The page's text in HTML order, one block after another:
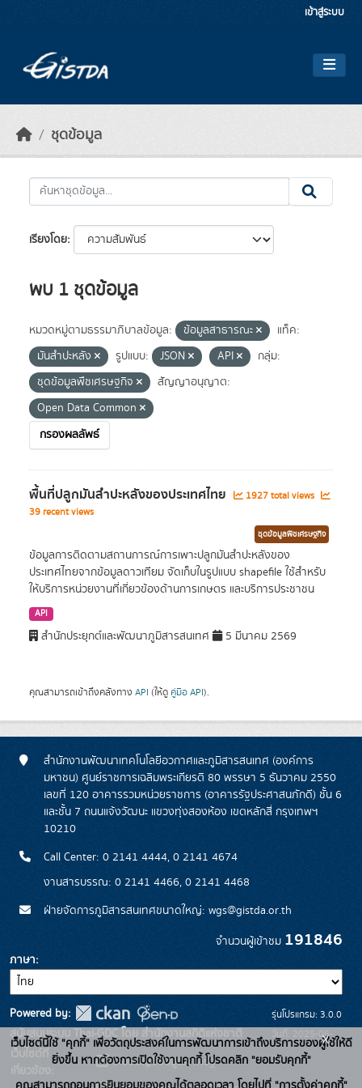
เข้าสู่ระบบ
ชุดข้อมูล
เรียงโดย
พบ 1 ชุดข้อมูล
หมวดหมู่ตามธรรมาภิบาลข้อมูล: ข้อมูลสาธารณะ
แท็ค:
มันสำปะหลัง
รูปแบบ: JSON API
กลุ่ม:
ชุดข้อมูลพืชเศรษฐกิจ
สัญญาอนุญาต:
Open Data Common
กรองผลลัพธ์
พื้นที่ปลูกมันสำปะหลังของประเทศไทย
1927 total views
39 recent views
ชุดข้อมูลพืชเศรษฐกิจ
ข้อมูลการติดตามสถานการณ์การเพาะปลูกมันสำปะหลังของ
ประเทศไทยจากข้อมูลดาวเทียม จัดเก็บในรูปแบบ shapefile ใช้สำหรับ
ให้บริการหน่วยงานที่เกี่ยวข้องด้านการเกษตร และบริการประชาชน
API
สำนักประยุกต์และพัฒนาภูมิสารสนเทศ 5 มีนาคม 2569
คุณสามารถเข้าถึงคลังทาง API (ให้ดู คู่มือ API).
สำนักงานพัฒนาเทคโนโลยีอวกาศและภูมิสารสนเทศ (องค์การ
มหาชน) ศูนย์ราชการเฉลิมพระเกียรติ 80 พรรษา 5 ธันวาคม 2550
เลขที่ 120 อาคารรวมหน่วยราชการ (อาคารรัฐประศาสนภักดี) ชั้น 6
และชั้น 7 ถนนแจ้งวัฒนะ แขวงทุ่งสองห้อง เขตหลักสี่ กรุงเทพฯ
10210
Call Center: 0 2141 4444, 0 2141 4674
งานสารบรรณ: 0 2141 4466, 0 2141 4468
ฝ่ายจัดการภูมิสารสนเทศขนาดใหญ่: wgs@gistda.or.th
จำนวนผู้เข้าชม 191846
ภาษา
Powered by:
สนับสนุนระบบ Thai-GDC โดย สำนักงานสถิติแห่งชาติ
เว็บไซต์ที่
เกี่ยวข้อง:
ระบบบัญชีข้อมูลภาครัฐ
รุ่นโปรแกรม: 3.0.0
วันที่: 2025-06-
26
เว็บไซต์นี้ใช้ "คุกกี้" เพื่อวัตถุประสงค์ในการพัฒนาการเข้าถึงบริการของผู้ใช้ให้ดี
ยิ่งขึ้น หากต้องการเปิดใช้งานคุกกี้ โปรดคลิก "ยอมรับคุกกี้"
x